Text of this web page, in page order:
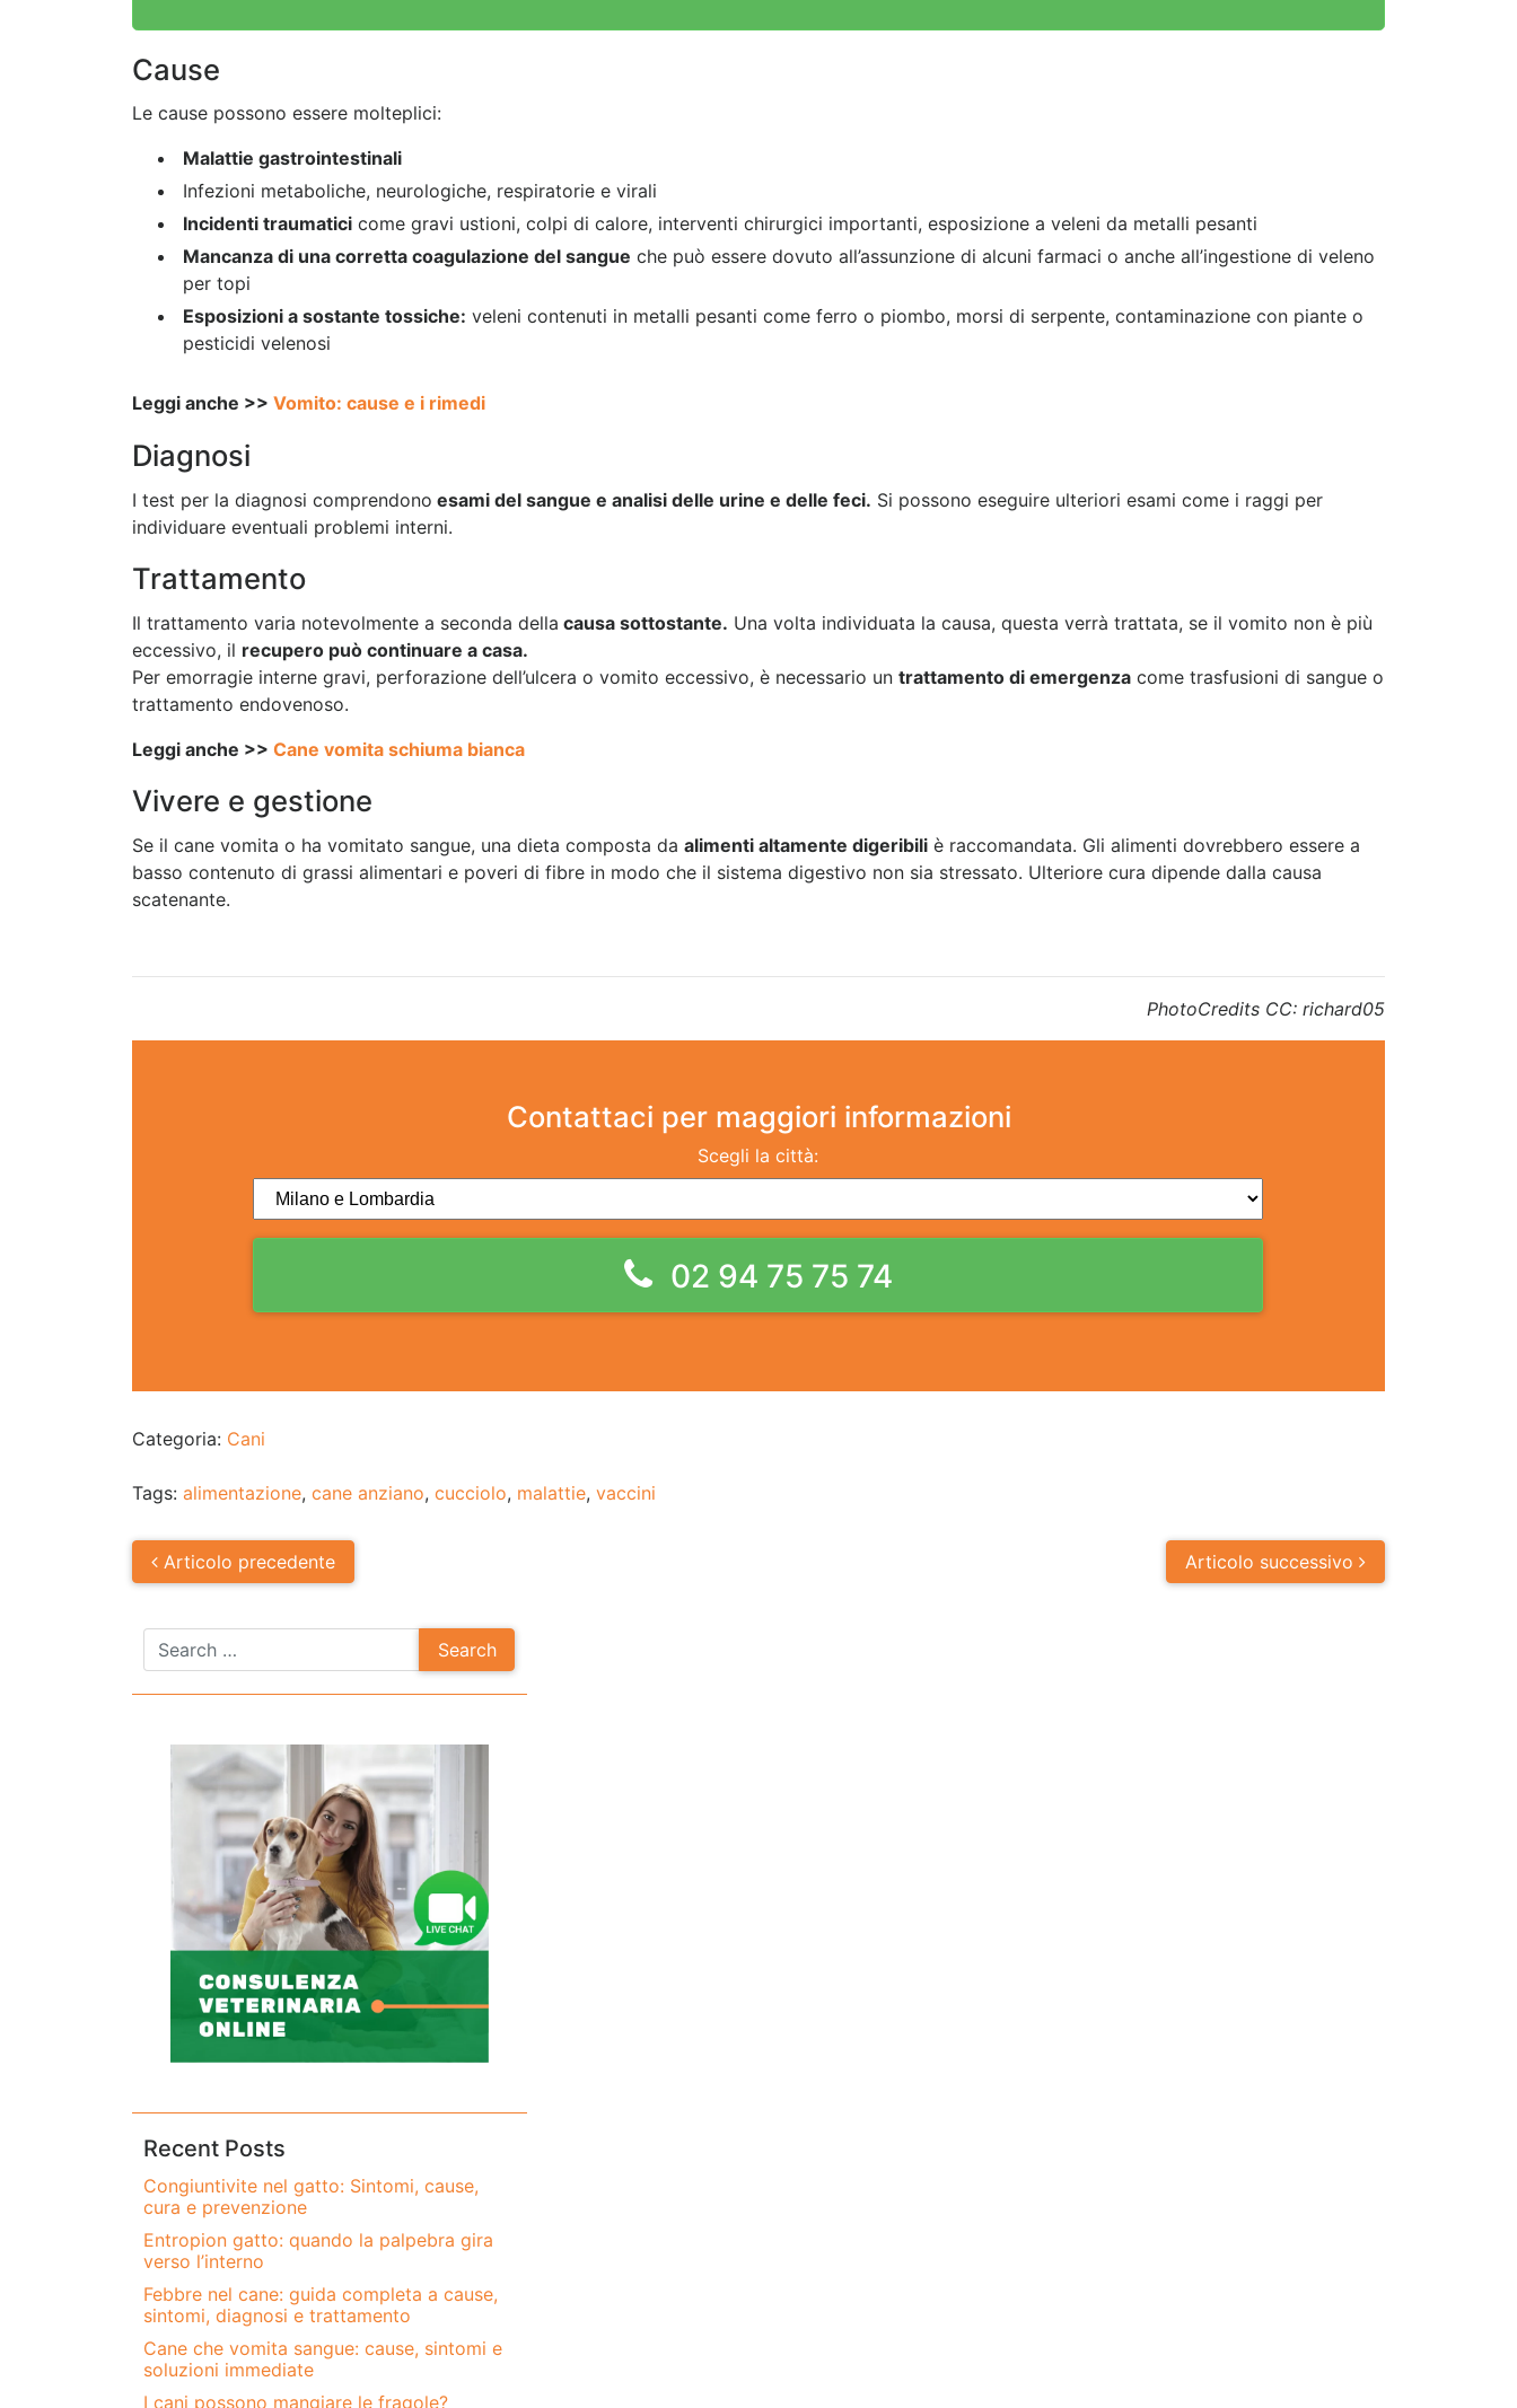
Cause
Le cause possono essere molteplici:
Malattie gastrointestinali
Infezioni metaboliche, neurologiche, respiratorie e virali
Incidenti traumatici come gravi ustioni, colpi di calore, interventi chirurgici importanti, esposizione a veleni da metalli pesanti
Mancanza di una corretta coagulazione del sangue che può essere dovuto all’assunzione di alcuni farmaci o anche all’ingestione di veleno
per topi
Esposizioni a sostante tossiche: veleni contenuti in metalli pesanti come ferro o piombo, morsi di serpente, contaminazione con piante o
pesticidi velenosi
Leggi anche >> Vomito: cause e i rimedi
Diagnosi
I test per la diagnosi comprendono esami del sangue e analisi delle urine e delle feci. Si possono eseguire ulteriori esami come i raggi per
individuare eventuali problemi interni.
Trattamento
Il trattamento varia notevolmente a seconda della causa sottostante. Una volta individuata la causa, questa verrà trattata, se il vomito non è più
eccessivo, il recupero può continuare a casa.
Per emorragie interne gravi, perforazione dell’ulcera o vomito eccessivo, è necessario un trattamento di emergenza come trasfusioni di sangue o
trattamento endovenoso.
Leggi anche >> Cane vomita schiuma bianca
Vivere e gestione
Se il cane vomita o ha vomitato sangue, una dieta composta da alimenti altamente digeribili è raccomandata. Gli alimenti dovrebbero essere a
basso contenuto di grassi alimentari e poveri di fibre in modo che il sistema digestivo non sia stressato. Ulteriore cura dipende dalla causa
scatenante.
PhotoCredits CC: richard05
Contattaci per maggiori informazioni
Scegli la città:
02 94 75 75 74
Categoria: Cani
Tags: alimentazione, cane anziano, cucciolo, malattie, vaccini
Post
navigation
Articolo precedente Articolo successivo
Recent Posts
Congiuntivite nel gatto: Sintomi, cause,
cura e prevenzione
Entropion gatto: quando la palpebra gira
verso l’interno
Febbre nel cane: guida completa a cause,
sintomi, diagnosi e trattamento
Cane che vomita sangue: cause, sintomi e
soluzioni immediate
I cani possono mangiare le fragole?